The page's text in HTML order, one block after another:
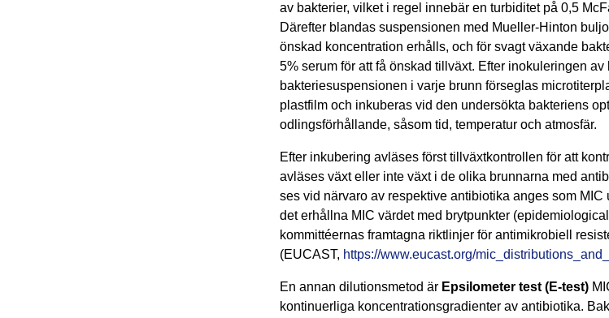
av bakterier, vilket i regel innebär en turbiditet på 0,5
Därefter blandas suspensionen med Mueller-Hinton
önskad koncentration erhålls, och för svagt växande
5% serum för att få önskad tillväxt. Efter inokuleringen av
bakteriesuspensionen i varje brunn förseglas
plastfilm och inkuberas vid den undersökta bakteriens
odlingsförhållande, såsom tid, temperatur och atmosfär.
Efter inkubering avläses först tillväxtkontrollen för att
avläses växt eller inte växt i de olika brunnarna med
ses vid närvaro av respektive antibiotika anges som
det erhållna MIC värdet med brytpunkter
kommittéernas framtagna riktlinjer för antimikrobiell
(EUCAST, https://www.eucast.org/
En annan dilutionsmetod är Epsilometer test (E-test)
kontinuerliga koncentrationsgradienter av antibiotika.